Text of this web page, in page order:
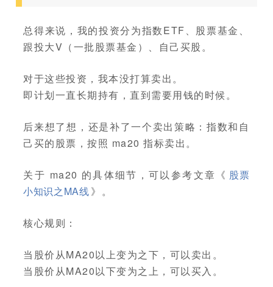
总得来说，我的投资分为指数ETF、股票基金、
跟投大V（一批股票基金）、自己买股。
对于这些投资，我本没打算卖出。
即计划一直长期持有，直到需要用钱的时候。
后来想了想，还是补了一个卖出策略：指数和自
己买的股票，按照 ma20 指标卖出。
关于 ma20 的具体细节，可以参考文章《 股票
小知识之MA线》。
核心规则：
当股价从MA20以上变为之下，可以卖出。
当股价从MA20以下变为之上，可以买入。